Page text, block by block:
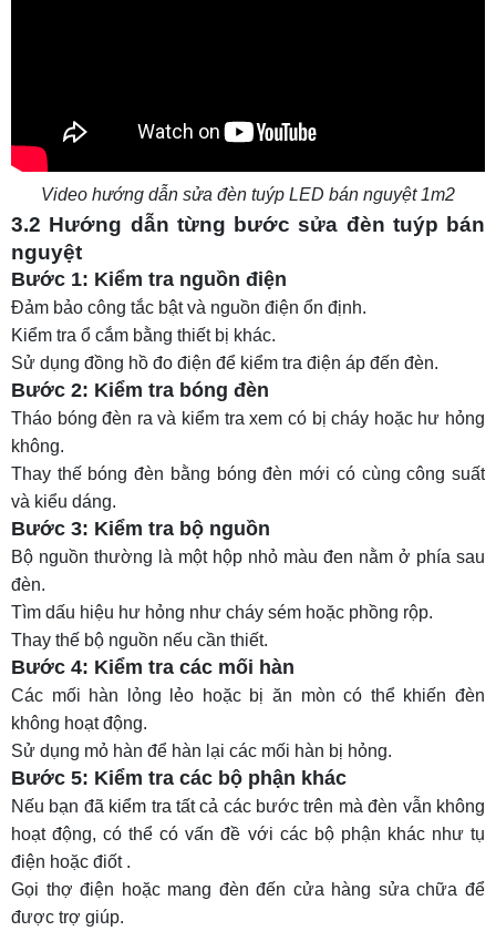
Video hướng dẫn sửa đèn tuýp LED bán nguyệt 1m2
3.2 Hướng dẫn từng bước sửa đèn tuýp bán
nguyệt
Bước 1: Kiểm tra nguồn điện
Đảm bảo công tắc bật và nguồn điện ổn định.
Kiểm tra ổ cắm bằng thiết bị khác.
Sử dụng đồng hồ đo điện để kiểm tra điện áp đến đèn.
Bước 2: Kiểm tra bóng đèn
Tháo bóng đèn ra và kiểm tra xem có bị cháy hoặc hư hỏng
không.
Thay thế bóng đèn bằng bóng đèn mới có cùng công suất
và kiểu dáng.
Bước 3: Kiểm tra bộ nguồn
Bộ nguồn thường là một hộp nhỏ màu đen nằm ở phía sau
đèn.
Tìm dấu hiệu hư hỏng như cháy sém hoặc phồng rộp.
Thay thế bộ nguồn nếu cần thiết.
Bước 4: Kiểm tra các mối hàn
Các mối hàn lỏng lẻo hoặc bị ăn mòn có thể khiến đèn
không hoạt động.
Sử dụng mỏ hàn để hàn lại các mối hàn bị hỏng.
Bước 5: Kiểm tra các bộ phận khác
Nếu bạn đã kiểm tra tất cả các bước trên mà đèn vẫn không
hoạt động, có thể có vấn đề với các bộ phận khác như tụ
điện hoặc điốt .
Gọi thợ điện hoặc mang đèn đến cửa hàng sửa chữa để
được trợ giúp.